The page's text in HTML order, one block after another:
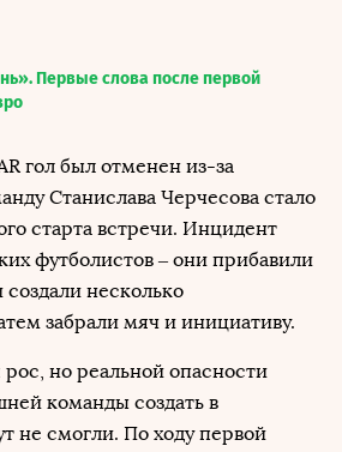
Первые слова после первой
гол был отменен из-за
Станислава Черчесова стало
старта встречи. Инцидент
футболистов – они прибавили
несколько
забрали мяч и инициативу.
но реальной опасности
команды создать в
не смогли. По ходу первой